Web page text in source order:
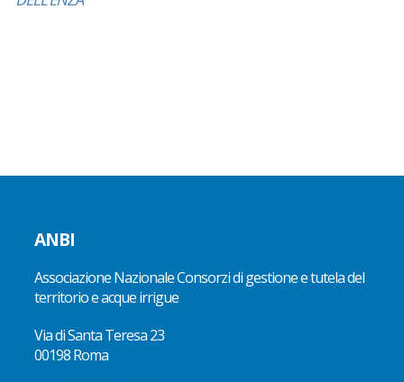
ANBI
Associazione Nazionale Consorzi di gestione e tutela del
territorio e acque irrigue
Via di Santa Teresa 23
00198 Roma